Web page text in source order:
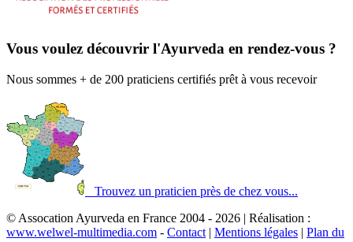
Vous voulez découvrir l'Ayurveda en rendez-vous ?
Nous sommes + de 200 praticiens certifiés prêt à vous recevoir
Trouvez un praticien près de chez vous...
© Assocation Ayurveda en France 2004 - 2026 | Réalisation :
www.welwel-multimedia.com - Contact | Mentions légales | Plan du